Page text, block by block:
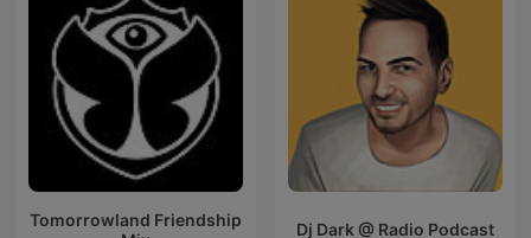
Tomorrowland Friendship
Dj Dark @ Radio Podcast